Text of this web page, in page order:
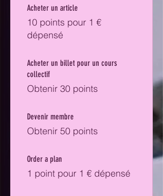
Acheter un article
10 points pour 1 €
dépensé
Acheter un billet pour un cours
collectif
Obtenir 30 points
Devenir membre
Obtenir 50 points
Order a plan
1 point pour 1 € dépensé